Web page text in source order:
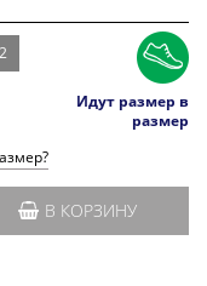
Идут размер в
размер
В КОРЗИНУ